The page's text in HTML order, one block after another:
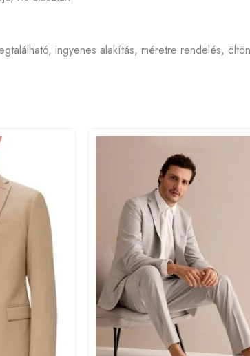
ingyenes alakítás, méretre rendelés,